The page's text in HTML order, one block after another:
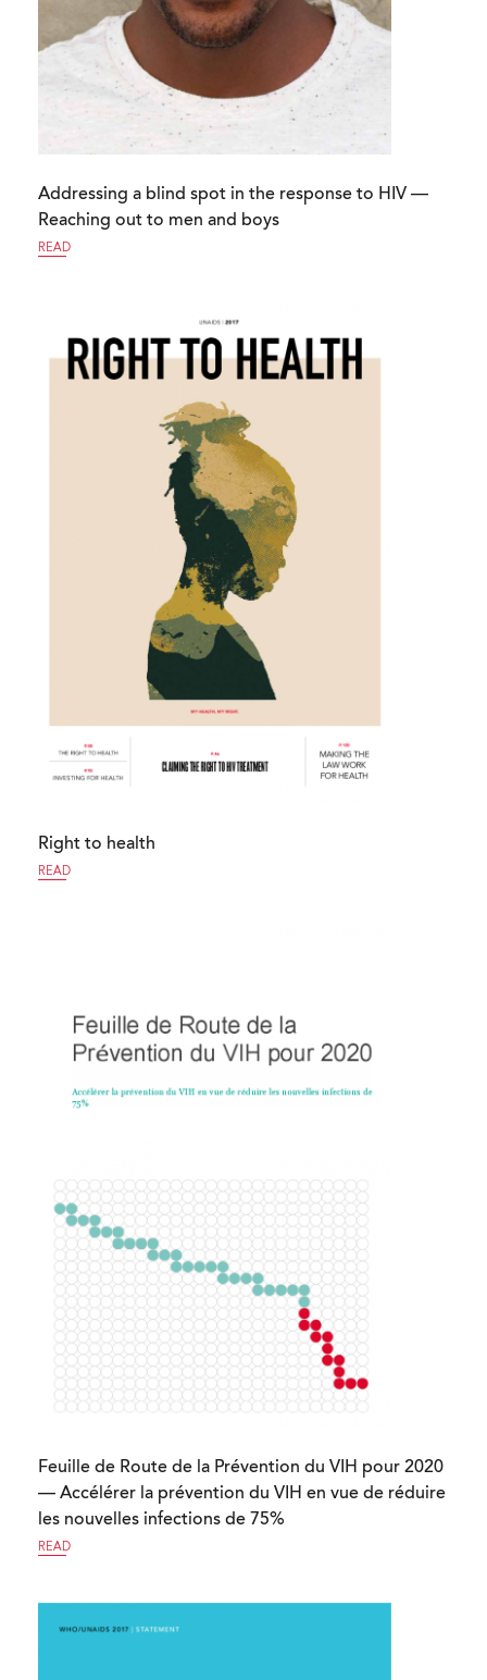
Addressing a blind spot in the response to HIV —
Reaching out to men and boys
READ
Right to health
READ
Feuille de Route de la Prévention du VIH pour 2020
— Accélérer la prévention du VIH en vue de réduire
les nouvelles infections de 75%
READ